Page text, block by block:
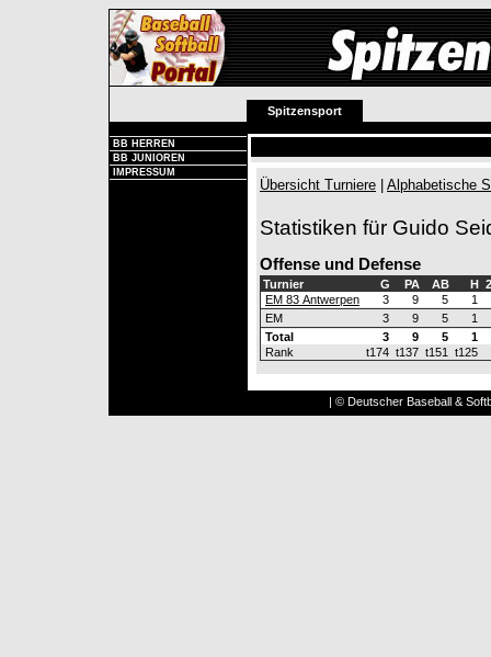
Spitzensport
BB HERREN
BB JUNIOREN
IMPRESSUM
Übersicht Turniere Alphabetische
Statistiken für Guido
Offense und Defense
Turnier G PA AB H
EM 83 Antwerpen
3 9 5
1
EM
3 9 5
1
Total
3 9 5
1
Rank
t174 t137 t151 t125
| © Deutscher Baseball &